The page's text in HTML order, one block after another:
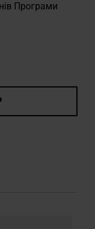
Програми